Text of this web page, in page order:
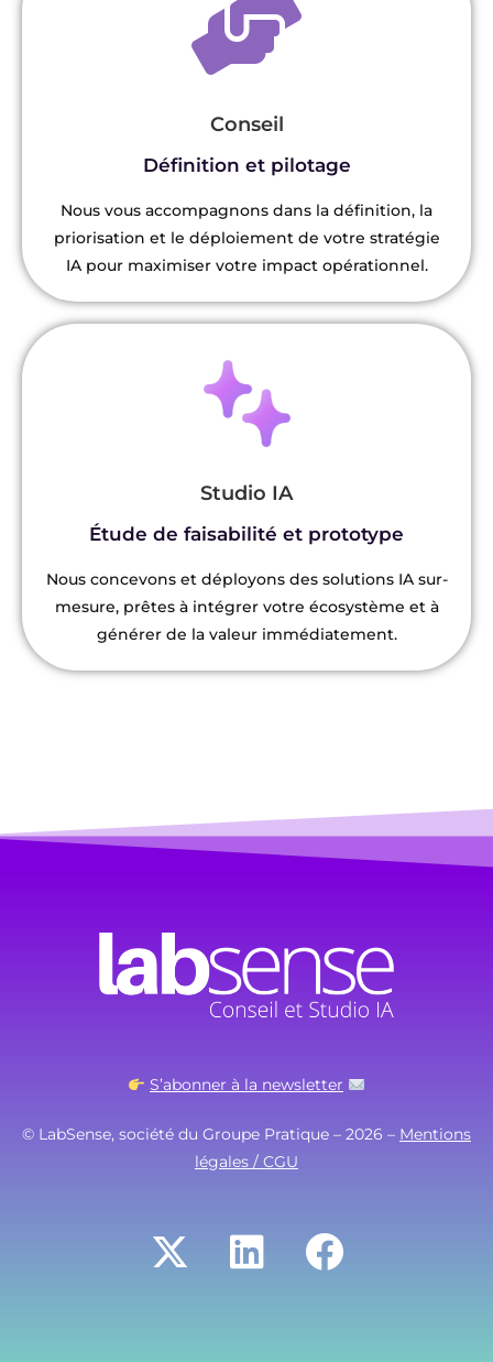
Conseil
Définition et pilotage
Nous vous accompagnons dans la définition, la
priorisation et le déploiement de votre stratégie
IA pour maximiser votre impact opérationnel.
Studio IA
Étude de faisabilité et prototype
Nous concevons et déployons des solutions IA sur-
mesure, prêtes à intégrer votre écosystème et à
générer de la valeur immédiatement.
S’abonner à la newsletter
© LabSense, société du Groupe Pratique – 2026 – Mentions
légales / CGU